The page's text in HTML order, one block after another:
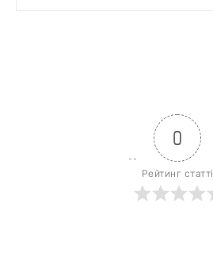
0
Рейтинг статті